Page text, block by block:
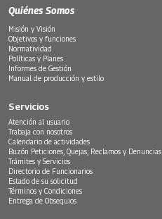
Quiénes Somos
Misión y Visión
Objetivos y funciones
Normatividad
Políticas y Planes
Informes de Gestión
Manual de producción y estilo
Servicios
Atención al usuario
Trabaja con nosotros
Calendario de actividades
Buzón Peticiones, Quejas, Reclamos y Denuncias
Trámites y Servicios
Directorio de Funcionarios
Estado de su solicitud
Términos y Condiciones
Entrega de Obsequios